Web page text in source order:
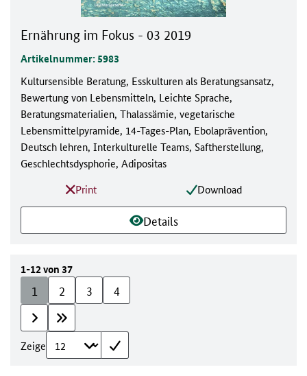
Ernährung im Fokus - 03 2019
Artikelnummer: 5983
Kultursensible Beratung, Esskulturen als Beratungsansatz,
Bewertung von Lebensmitteln, Leichte Sprache,
Beratungsmaterialien, Thalassämie, vegetarische
Lebensmittelpyramide, 14-Tages-Plan, Ebolaprävention,
Deutsch lehren, Interkulturelle Teams, Saftherstellung,
Geschlechtsdysphorie, Adipositas
Print
Download
Details
1-12 von 37
1 2 3 4
Zeige